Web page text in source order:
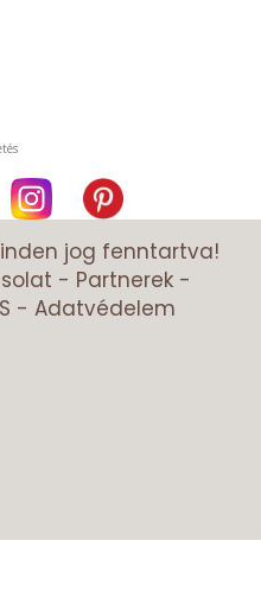
jog fenntartva!
- Partnerek-
- Adatvédelem